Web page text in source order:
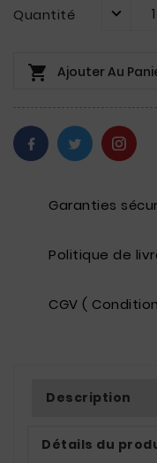
Quantité
 Ajouter Au
Garanties
Politique de
CGV (
Description
Détails du